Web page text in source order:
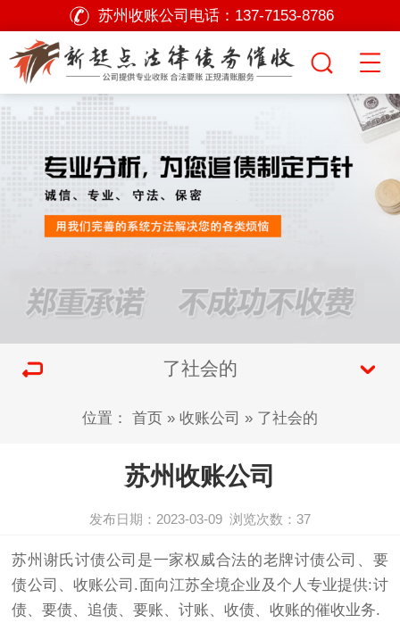
苏州收账公司电话： 137-7153-8786
了社会的
位置： 首页 » 收账公司 » 了社会的
苏州收账公司
发布日期：2023-03-09 浏览次数：37
苏州 谢氏讨债公司 是一家权威合法的老牌讨债公司、要
债公司、收账公司.面向江苏全境企业及个人专业提供:讨
债、要债、追债、要账、讨账、收债、收账的催收业务.